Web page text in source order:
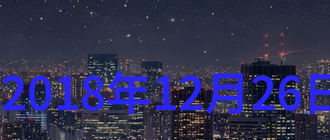
芸能界
2018年12月26